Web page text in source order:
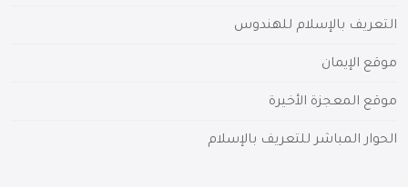
التعريف بالإسلام للهندوس
موقع الإيمان
موقع المعجزة الأخيرة
الحوار المباشر للتعريف بالإسلام